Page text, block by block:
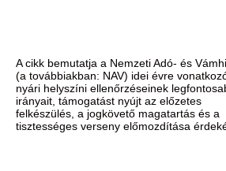
A cikk bemutatja a Nemzeti Adó- és
(a továbbiakban: NAV) idei évre
nyári helyszíni ellenőrzéseinek
irányait, támogatást nyújt az előzetes
felkészülés, a jogkövető magatartás és a
tisztességes verseny előmozdítása